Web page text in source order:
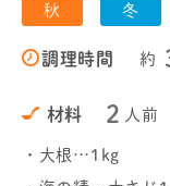
秋 冬
調理時間 約
材料 2 人前
・大根…1kg